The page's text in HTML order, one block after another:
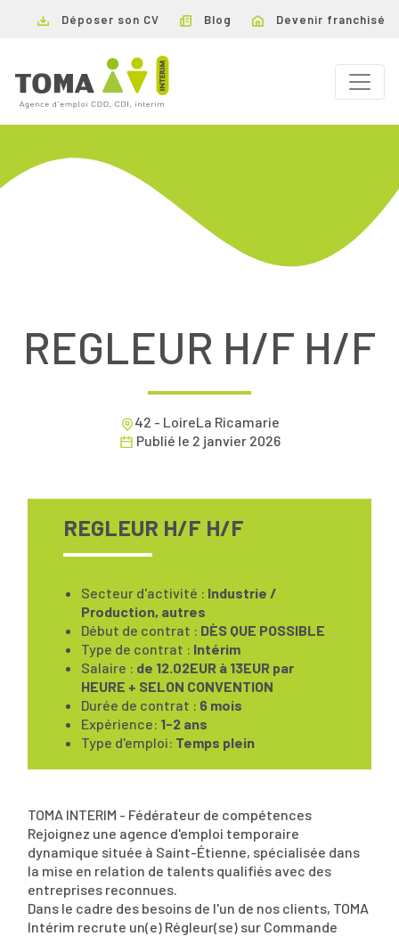
Déposer son CV Blog Devenir franchisé
REGLEUR H/F H/F
42 - LoireLa Ricamarie
Publié le 2 janvier 2026
REGLEUR H/F H/F
Secteur d'activité : Industrie /
Production, autres
Début de contrat : DÈS QUE POSSIBLE
Type de contrat : Intérim
Salaire : de 12.02EUR à 13EUR par
HEURE + SELON CONVENTION
Durée de contrat : 6 mois
Expérience: 1-2 ans
Type d'emploi: Temps plein
TOMA INTERIM - Fédérateur de compétences
Rejoignez une agence d'emploi temporaire
dynamique située à Saint-Étienne, spécialisée dans
la mise en relation de talents qualifiés avec des
entreprises reconnues.
Dans le cadre des besoins de l'un de nos clients, TOMA
Intérim recrute un(e) Régleur(se) sur Commande